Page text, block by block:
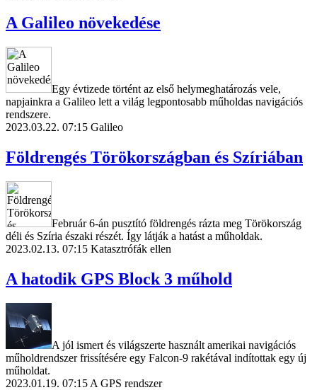
A Galileo növekedése
Egy évtizede történt az első helymeghatározás vele,
napjainkra a Galileo lett a világ legpontosabb műholdas navigációs
rendszere.
2023.03.22. 07:15 Galileo
Földrengés Törökországban és Szíriában
Február 6-án pusztító földrengés rázta meg Törökország
déli és Szíria északi részét. Így látják a hatást a műholdak.
2023.02.13. 07:15 Katasztrófák ellen
A hatodik GPS Block 3 műhold
A jól ismert és világszerte használt amerikai navigációs
műholdrendszer frissítésére egy Falcon-9 rakétával indítottak egy új
műholdat.
2023.01.19. 07:15 A GPS rendszer